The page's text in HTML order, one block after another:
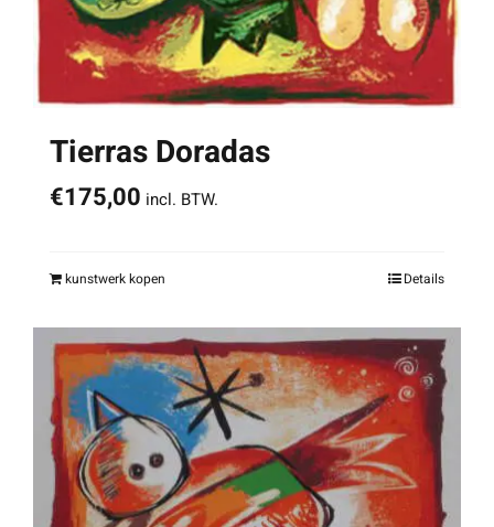
Tierras Doradas
€175,00 incl. BTW.
kunstwerk kopen Details